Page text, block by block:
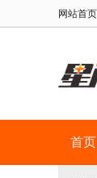
网站首页
首页